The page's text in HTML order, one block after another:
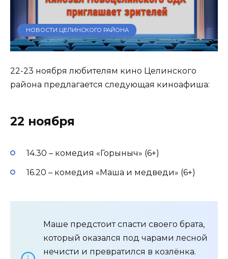
НОВОСТИ ЦЕЛИНСКОГО РАЙОНА
22-23 ноября любителям кино Целинского
района предлагается следующая киноафиша:
22 ноября
14.30 – комедия «Горыныч» (6+)
16.20 – комедия «Маша и медведи» (6+)
Маше предстоит спасти своего брата,
который оказался под чарами лесной
нечисти и превратился в козлёнка.